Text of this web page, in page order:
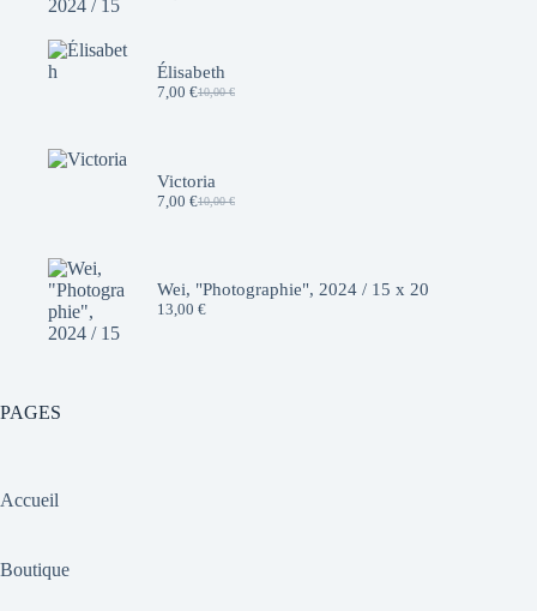
Élisabeth
10,00€
Le
10,00 €.
7,00 €Le
7,00 €.
Victoria
10,00€
Le
10,00 €.
7,00 €Le
7,00 €.
Wei, "Photographie", 2024 / 15 x 20
13,00 €
PAGES
Accueil
Boutique